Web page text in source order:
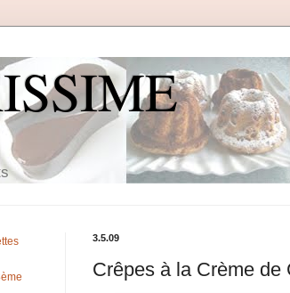
3.5.09
Crêpes à la Crème de